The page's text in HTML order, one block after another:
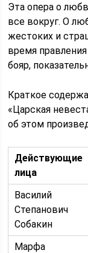
Эта опера о
все вокруг. О
жестоких и
время
бояр,
Краткое
«Царская
об этом
Действующие
лица
Василий
Степанович
Собакин
Марфа